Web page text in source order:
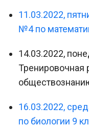
11.03.2022,
№4 по
14.03.2022,
Тренировочная
16.03.2022,
по биологии 9